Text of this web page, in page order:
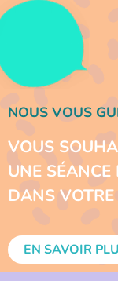
NOUS VOUS
VOUS
UNE SÉANCE
DANS
EN SAVOIR